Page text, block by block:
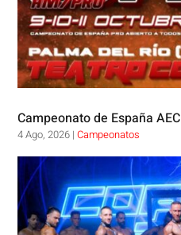
Campeonato de España
4 Ago, 2026 |Campeonatos